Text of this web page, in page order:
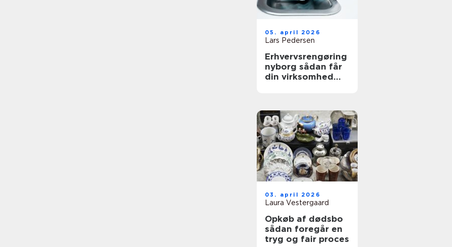
05. april 2026
Lars Pedersen
Erhvervsrengøring
nyborg sådan får
din virksomhed
03. april 2026
Laura Vestergaard
Opkøb af dødsbo
sådan foregår en
tryg og fair proces